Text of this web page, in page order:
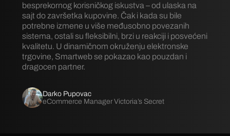
Darko Pupovac
eCommerce Manager Victoria’s Secret
besprekornog korisničkog iskustva – od ulaska na
sajt do završetka kupovine. Čak i kada su bile
potrebne izmene u više međusobno povezanih
sistema, ostali su fleksibilni, brzi u reakciji i posvećeni
kvalitetu. U dinamičnom okruženju elektronske
trgovine, Smartweb se pokazao kao pouzdan i
dragocen partner.